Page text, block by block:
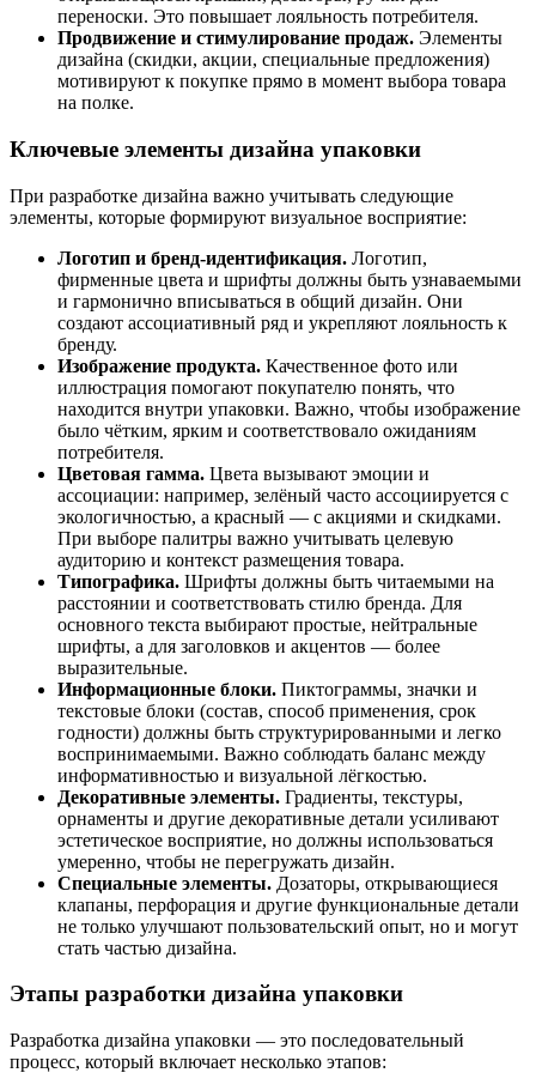
переноски. Это повышает лояльность потребителя.
Продвижение и стимулирование продаж. Элементы
дизайна (скидки, акции, специальные предложения)
мотивируют к покупке прямо в момент выбора товара
на полке.
Ключевые элементы дизайна упаковки
При разработке дизайна важно учитывать следующие
элементы, которые формируют визуальное восприятие:
Логотип и бренд‑идентификация. Логотип,
фирменные цвета и шрифты должны быть узнаваемыми
и гармонично вписываться в общий дизайн. Они
создают ассоциативный ряд и укрепляют лояльность к
бренду.
Изображение продукта. Качественное фото или
иллюстрация помогают покупателю понять, что
находится внутри упаковки. Важно, чтобы изображение
было чётким, ярким и соответствовало ожиданиям
потребителя.
Цветовая гамма. Цвета вызывают эмоции и
ассоциации: например, зелёный часто ассоциируется с
экологичностью, а красный — с акциями и скидками.
При выборе палитры важно учитывать целевую
аудиторию и контекст размещения товара.
Типографика. Шрифты должны быть читаемыми на
расстоянии и соответствовать стилю бренда. Для
основного текста выбирают простые, нейтральные
шрифты, а для заголовков и акцентов — более
выразительные.
Информационные блоки. Пиктограммы, значки и
текстовые блоки (состав, способ применения, срок
годности) должны быть структурированными и легко
воспринимаемыми. Важно соблюдать баланс между
информативностью и визуальной лёгкостью.
Декоративные элементы. Градиенты, текстуры,
орнаменты и другие декоративные детали усиливают
эстетическое восприятие, но должны использоваться
умеренно, чтобы не перегружать дизайн.
Специальные элементы. Дозаторы, открывающиеся
клапаны, перфорация и другие функциональные детали
не только улучшают пользовательский опыт, но и могут
стать частью дизайна.
Этапы разработки дизайна упаковки
Разработка дизайна упаковки — это последовательный
процесс, который включает несколько этапов: